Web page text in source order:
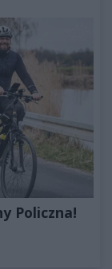
Policzna!